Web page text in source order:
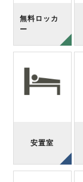
無料ロッカ
ー
安置室